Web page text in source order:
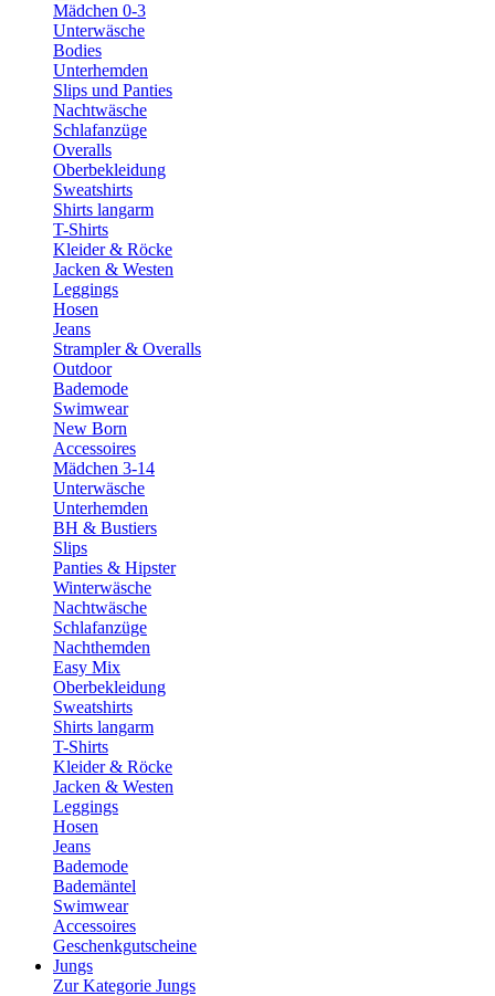
Mädchen 0-3
Unterwäsche
Bodies
Unterhemden
Slips und Panties
Nachtwäsche
Schlafanzüge
Overalls
Oberbekleidung
Sweatshirts
Shirts langarm
T-Shirts
Kleider & Röcke
Jacken & Westen
Leggings
Hosen
Jeans
Strampler & Overalls
Outdoor
Bademode
Swimwear
New Born
Accessoires
Mädchen 3-14
Unterwäsche
Unterhemden
BH & Bustiers
Slips
Panties & Hipster
Winterwäsche
Nachtwäsche
Schlafanzüge
Nachthemden
Easy Mix
Oberbekleidung
Sweatshirts
Shirts langarm
T-Shirts
Kleider & Röcke
Jacken & Westen
Leggings
Hosen
Jeans
Bademode
Bademäntel
Swimwear
Accessoires
Geschenkgutscheine
Jungs
Zur Kategorie Jungs